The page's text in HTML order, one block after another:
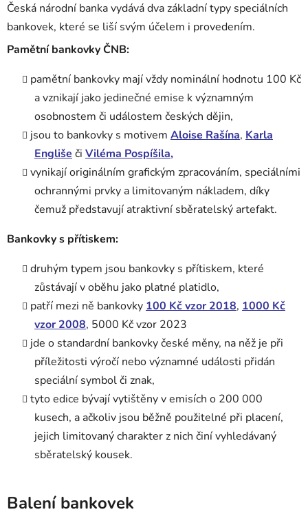
Česká národní banka vydává dva základní typy speciálních
bankovek, které se liší svým účelem i provedením.
Pamětní bankovky ČNB:
pamětní bankovky mají vždy nominální hodnotu 100 Kč
a vznikají jako jedinečné emise k významným
osobnostem či událostem českých dějin,
jsou to bankovky s motivem Aloise Rašína, Karla
Engliše či Viléma Pospíšila,
vynikají originálním grafickým zpracováním, speciálními
ochrannými prvky a limitovaným nákladem, díky
čemuž představují atraktivní sběratelský artefakt.
Bankovky s přítiskem:
druhým typem jsou bankovky s přítiskem, které
zůstávají v oběhu jako platné platidlo,
patří mezi ně bankovky 100 Kč vzor 2018, 1000 Kč
vzor 2008, 5000 Kč vzor 2023
jde o standardní bankovky české měny, na něž je při
příležitosti výročí nebo významné události přidán
speciální symbol či znak,
tyto edice bývají vytištěny v emisích o 200 000
kusech, a ačkoliv jsou běžně použitelné při placení,
jejich limitovaný charakter z nich činí vyhledávaný
sběratelský kousek.
Balení bankovek